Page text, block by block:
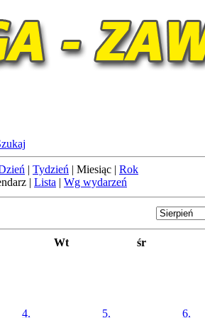
| Tydzień | Miesiąc | Rok
| Lista | Wg wydarzeń
Wt śr
4. 5. 6.